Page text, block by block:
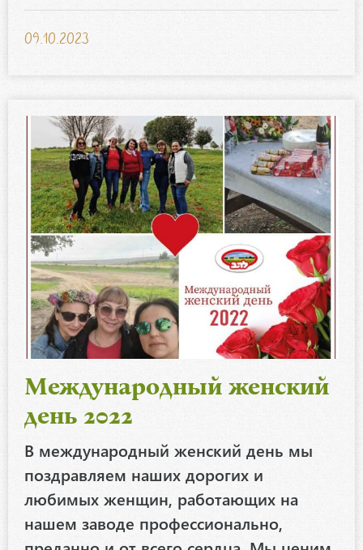
09.10.2023
Международный женский
день 2022
В международный женский день мы
поздравляем наших дорогих и
любимых женщин, работающих на
нашем заводе профессионально,